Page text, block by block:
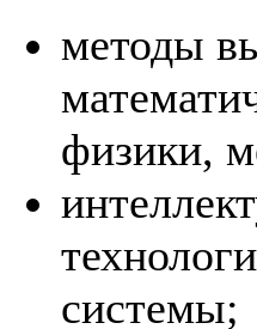
методы
физики,
системы;